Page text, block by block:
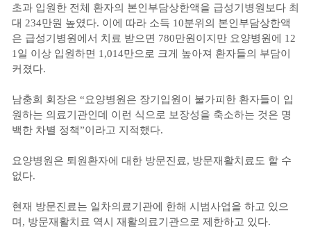
초과 입원한 전체 환자의 본인부담상한액을 급성기병원보다 최
대 234만원 높였다. 이에 따라 소득 10분위의 본인부담상한액
은 급성기병원에서 치료 받으면 780만원이지만 요양병원에 12
1일 이상 입원하면 1,014만으로 크게 높아져 환자들의 부담이
커졌다.
남충희 회장은 “요양병원은 장기입원이 불가피한 환자들이 입
원하는 의료기관인데 이런 식으로 보장성을 축소하는 것은 명
백한 차별 정책”이라고 지적했다.
요양병원은 퇴원환자에 대한 방문진료, 방문재활치료도 할 수
없다.
현재 방문진료는 일차의료기관에 한해 시범사업을 하고 있으
며, 방문재활치료 역시 재활의료기관으로 제한하고 있다.